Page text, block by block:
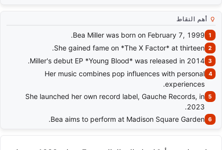
أهم النقاط
Bea Miller was born on February 7, 1999.
She gained fame on *The X Factor* at thirteen.
Miller's debut EP *Young Blood* was released in 2014.
Her music combines pop influences with personal
experiences.
She launched her own record label, Gauche Records, in
2023.
Bea aims to perform at Madison Square Garden.